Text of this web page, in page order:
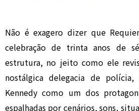
Não é exagero dizer que
celebração de trinta anos de
estrutura, no jeito como ele
nostálgica delegacia de
Kennedy como um dos
espalhadas por cenários, sons,